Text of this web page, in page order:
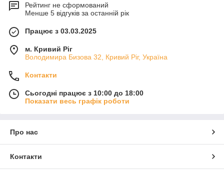
Рейтинг не сформований
Менше 5 відгуків за останній рік
Працює з 03.03.2025
м. Кривий Ріг
Володимира Бизова 32, Кривий Ріг, Україна
Контакти
Сьогодні працює з 10:00 до 18:00
Показати весь графік роботи
Про нас
Контакти